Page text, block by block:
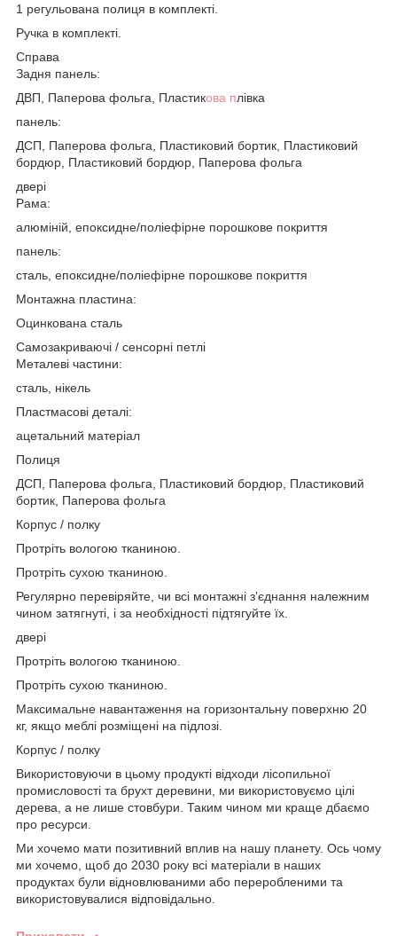
1 регульована полиця в комплекті.
Ручка в комплекті.
Справа
Задня панель:
ДВП, Паперова фольга, Пластикова плівка
панель:
ДСП, Паперова фольга, Пластиковий бортик, Пластиковий
бордюр, Пластиковий бордюр, Паперова фольга
двері
Рама:
алюміній, епоксидне/поліефірне порошкове покриття
панель:
сталь, епоксидне/поліефірне порошкове покриття
Монтажна пластина:
Оцинкована сталь
Самозакриваючі / сенсорні петлі
Металеві частини:
сталь, нікель
Пластмасові деталі:
ацетальний матеріал
Полиця
ДСП, Паперова фольга, Пластиковий бордюр, Пластиковий
бортик, Паперова фольга
Корпус / полку
Протріть вологою тканиною.
Протріть сухою тканиною.
Регулярно перевіряйте, чи всі монтажні з’єднання належним
чином затягнуті, і за необхідності підтягуйте їх.
двері
Протріть вологою тканиною.
Протріть сухою тканиною.
Максимальне навантаження на горизонтальну поверхню 20
кг, якщо меблі розміщені на підлозі.
Корпус / полку
Використовуючи в цьому продукті відходи лісопильної
промисловості та брухт деревини, ми використовуємо цілі
дерева, а не лише стовбури. Таким чином ми краще дбаємо
про ресурси.
Ми хочемо мати позитивний вплив на нашу планету. Ось чому
ми хочемо, щоб до 2030 року всі матеріали в наших
продуктах були відновлюваними або переробленими та
використовувалися відповідально.